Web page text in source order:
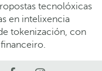
tecnolóxicas
en intelixencia
tokenización, con